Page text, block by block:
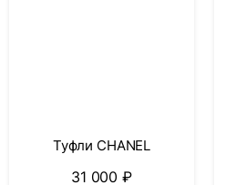
Туфли CHANEL
31 000₽